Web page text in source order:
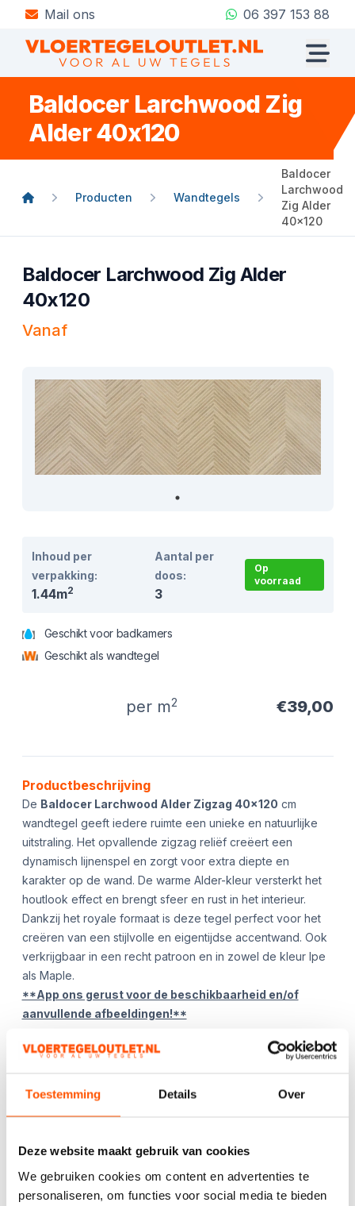
Toestemming Details Over
Deze website maakt gebruik van cookies
We gebruiken cookies om content en advertenties te
personaliseren, om functies voor social media te bieden
Mail ons 06 397 153 88
Baldocer Larchwood Zig
Alder 40x120
Producten Wandtegels
Baldocer
Larchwood
Zig Alder
40x120
Baldocer Larchwood Zig Alder
40x120
Vanaf
Inhoud per
verpakking:
1.44m2
Aantal per
doos:
3
Op
voorraad
Geschikt voor badkamers
Geschikt als wandtegel
per m2 €39,00
Product informatie
Productbeschrijving
De Baldocer Larchwood Alder Zigzag 40x120 cm
wandtegel geeft iedere ruimte een unieke en natuurlijke
uitstraling. Het opvallende zigzag reliëf creëert een
dynamisch lijnenspel en zorgt voor extra diepte en
karakter op de wand. De warme Alder-kleur versterkt het
houtlook effect en brengt sfeer en rust in het interieur.
Dankzij het royale formaat is deze tegel perfect voor het
creëren van een stijlvolle en eigentijdse accentwand. Ook
verkrijgbaar in een recht patroon en in zowel de kleur Ipe
als Maple.
**App ons gerust voor de beschikbaarheid en/of
aanvullende afbeeldingen!**
Gebruik de
berekentool: